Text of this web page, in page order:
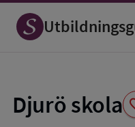
Djurö skola
Spara
som
favorit